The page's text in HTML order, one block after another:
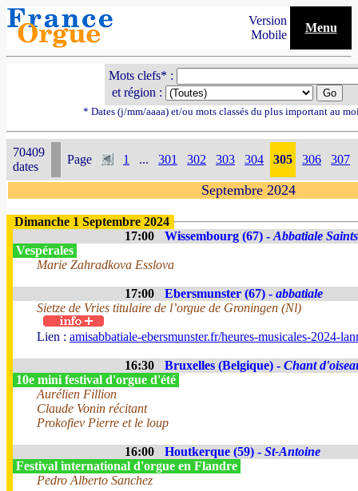
Version
Mobile
Menu
Mots clefs* :
et région :
* Dates (j/mm/aaaa) et/ou mots classés du plus important au
70409
dates
Page 1 ... 301 302 303 304 305 306 307
Septembre 2024
Dimanche 1 Septembre 2024
17:00
Wissembourg (67) - Abbatiale
Vespérales
Marie Zahradkova Esslova
17:00 Ebersmunster (67) - abbatiale
Sietze de Vries titulaire de l’orgue de Groningen (Nl)
Lien : amisabbatiale-ebersmunster.fr/heures-musicales-2024-
16:30 Bruxelles (Belgique) - Chant
10e mini festival d'orgue d'été
Aurélien Fillion
Claude Vonin récitant
Prokofiev Pierre et le loup
16:00 Houtkerque (59) - St-Antoine
Festival international d'orgue en Flandre
Pedro Alberto Sanchez